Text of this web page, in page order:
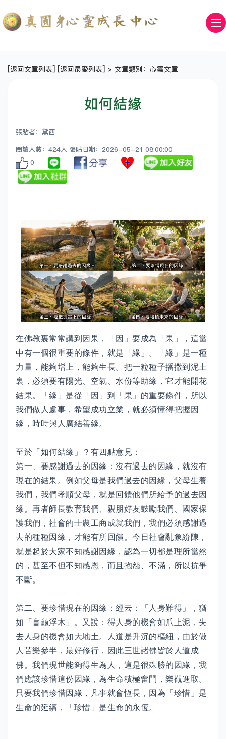
[返回文章列表] [返回最愛列表] > 文章類別：心靈文章
如何結緣
張貼者：黛西
閱讀人數：424人 張貼日期：2026-05-21 08:00:00
0
在佛教裏常常講到因果，「因」要成為「果」，這當
中有一個很重要的條件，就是「緣」。「緣」是一種
力量，能夠增上，能夠生長。把一粒種子播撒到泥土
裏，必須要有陽光、空氣、水份等助緣，它才能開花
結果。「緣」是從「因」到「果」的重要條件，所以
我們做人處事，希望成功立業，就必須懂得把握因
緣，時時與人廣結善緣。
至於「如何結緣」？有四點意見：
第一、要感謝過去的因緣：沒有過去的因緣，就沒有
現在的結果。例如父母是我們過去的因緣，父母生養
我們，我們孝順父母，就是回饋他們所給予的過去因
緣。再者師長教育我們、親朋好友鼓勵我們、國家保
護我們，社會的士農工商成就我們，我們必須感謝過
去的種種因緣，才能有所回饋。今日社會亂象紛陳，
就是起於大家不知感謝因緣，認為一切都是理所當然
的，甚至不但不知感恩，而且抱怨、不滿，所以抗爭
不斷。
第二、要珍惜現在的因緣：經云：「人身難得」，猶
如「盲龜浮木」。又說：得人身的機會如爪上泥，失
去人身的機會如大地土。人道是升沉的樞紐，由於做
人苦樂參半，最好修行，因此三世諸佛皆於人道成
佛。我們現世能夠得生為人，這是很殊勝的因緣，我
們應該珍惜這份因緣，為生命積極奮鬥，樂觀進取。
只要我們珍惜因緣，凡事就會恆長，因為「珍惜」是
生命的延續，「珍惜」是生命的永恆。